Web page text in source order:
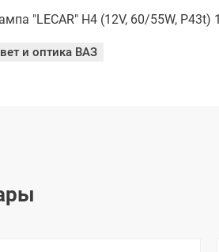
"LECAR" H4 (12V, 60/55W, P43t)
и оптика ВАЗ